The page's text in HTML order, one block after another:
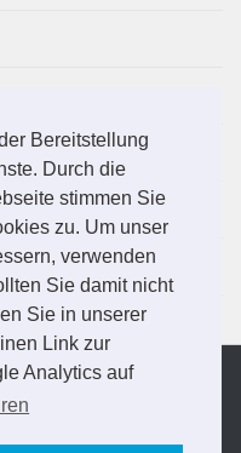
Bereitstellung
Durch die
stimmen Sie
zu. Um unser
verwenden
Sie damit nicht
Sie in unserer
Link zur
Analytics auf